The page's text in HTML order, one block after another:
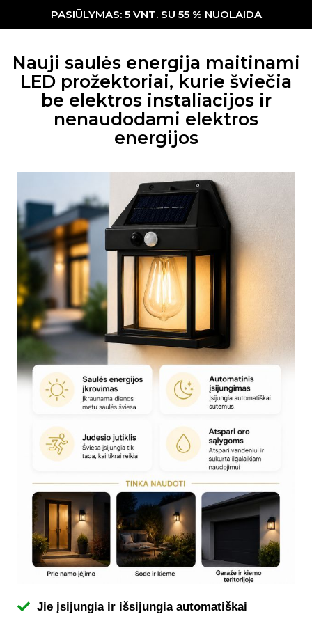
PASIŪLYMAS: 5 VNT. SU 55 % NUOLAIDA
Nauji saulės energija maitinami
LED prožektoriai, kurie šviečia
be elektros instaliacijos ir
nenaudodami elektros
energijos
Jie įsijungia ir išsijungia automatiškai